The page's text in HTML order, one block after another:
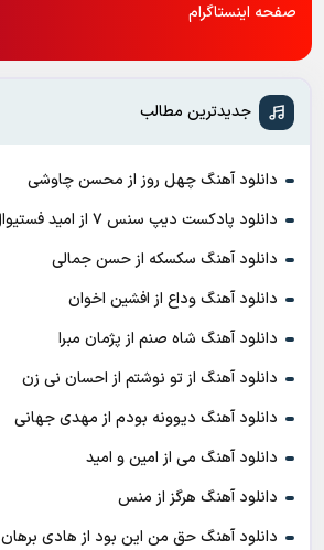
صفحه اینستاگرام
جدیدترین مطالب
دانلود آهنگ چهل روز از محسن چاوشی
دانلود پادکست ديپ سنس ۷ از اميد فستيوال
دانلود آهنگ سکسکه از حسن جمالی
دانلود آهنگ وداع از افشين اخوان
دانلود آهنگ شاه صنم از پژمان مبرا
دانلود آهنگ از تو نوشتم از احسان نی زن
دانلود آهنگ دیوونه بودم از مهدی جهانی
دانلود آهنگ می از امین و امید
دانلود آهنگ هرگز از منس
دانلود آهنگ حق من این بود از هادی برهان